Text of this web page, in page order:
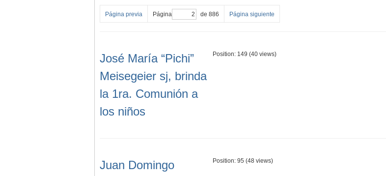
Página previa Página de 886 Página siguiente
José María “Pichi”
Meisegeier sj, brinda
la 1ra. Comunión a
los niños
Position: 149 (40 views)
Juan Domingo
Position: 95 (48 views)